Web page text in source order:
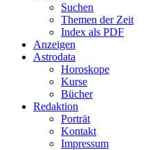
Suchen
Themen der Zeit
Index als PDF
Anzeigen
Astrodata
Horoskope
Kurse
Bücher
Redaktion
Porträt
Kontakt
Impressum